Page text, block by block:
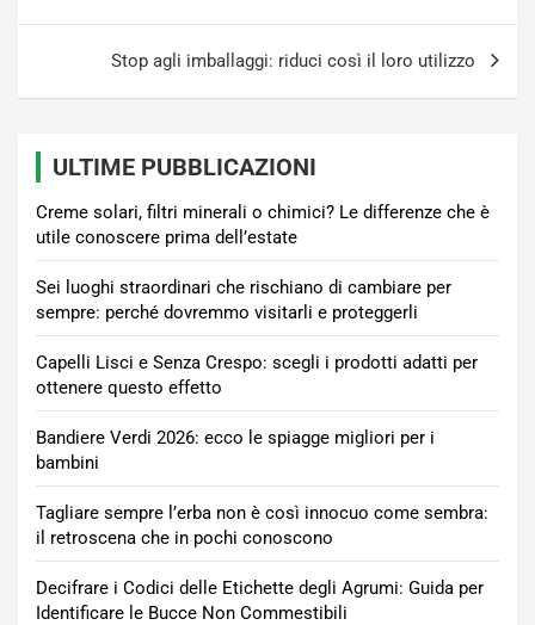
Stop agli imballaggi: riduci così il loro utilizzo
ULTIME PUBBLICAZIONI
Creme solari, filtri minerali o chimici? Le differenze che è
utile conoscere prima dell’estate
Sei luoghi straordinari che rischiano di cambiare per
sempre: perché dovremmo visitarli e proteggerli
Capelli Lisci e Senza Crespo: scegli i prodotti adatti per
ottenere questo effetto
Bandiere Verdi 2026: ecco le spiagge migliori per i
bambini
Tagliare sempre l’erba non è così innocuo come sembra:
il retroscena che in pochi conoscono
Decifrare i Codici delle Etichette degli Agrumi: Guida per
Identificare le Bucce Non Commestibili